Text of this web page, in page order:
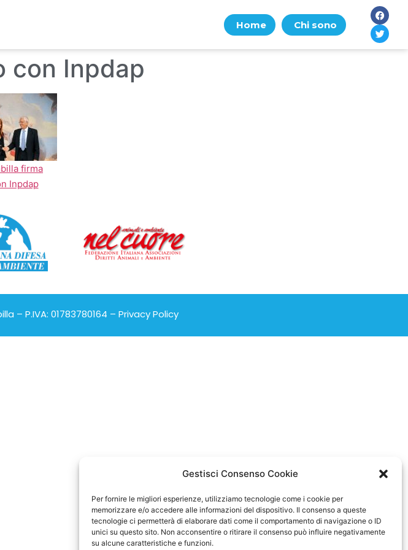
Gestisci Consenso Cookie
Per fornire le migliori esperienze, utilizziamo tecnologie come i cookie per
memorizzare e/o accedere alle informazioni del dispositivo. Il consenso a queste
tecnologie ci permetterà di elaborare dati come il comportamento di navigazione o ID
unici su questo sito. Non acconsentire o ritirare il consenso può influire negativamente
su alcune caratteristiche e funzioni.
Home Chi sono
con Inpdap
firma
Inpdap
– P.IVA: 01783780164 –Privacy Policy